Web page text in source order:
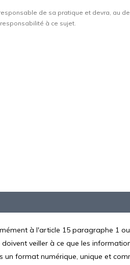
de sa pratique et devra, au
à ce sujet.
à l'article 15 paragraphe 1 ou
veiller à ce que les
format numérique, unique et